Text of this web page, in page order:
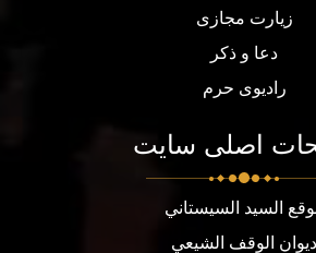
زیارت مجازی
دعا و ذکر
رادیوی حرم
اصلی سایت
السيد السيستاني
ديوان الوقف الشيعي